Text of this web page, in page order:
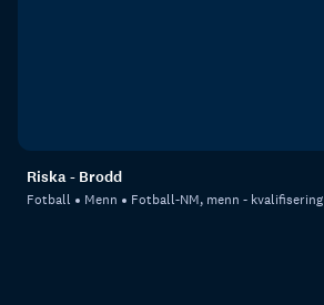
Riska - Brodd
Fotball Menn Fotball-NM, menn - kvalifisering